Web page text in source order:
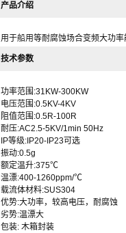
产品介绍
用于船用等耐腐蚀场合变频大功
技术参数
功率范围:31KW-300KW
电压范围:0.5KV-4KV
阻值范围:0.5R-100R
耐压:AC2.5-5KV/1min 50Hz
IP等级:IP20-IP23可选
振动:0.5g
额定温升:375℃
温漂:400-1260ppm/℃
载流体材料:SUS304
优势:大功率，较高电压，耐腐蚀
劣势:温漂大
包装: 木箱封装